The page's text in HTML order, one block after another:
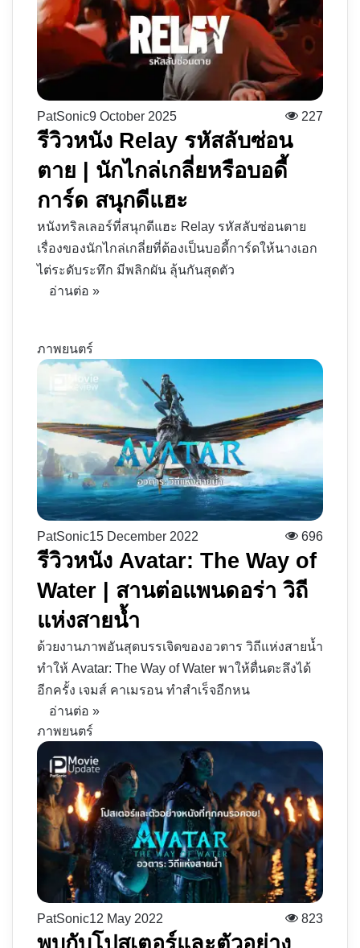
PatSonic9 October 2025 227
รีวิวหนัง Relay รหัสลับซ่อน
ตาย | นักไกล่เกลี่ยหรือบอดี้
การ์ด สนุกดีแฮะ
หนังทริลเลอร์ที่สนุกดีแฮะ Relay รหัสลับซ่อนตาย
เรื่องของนักไกล่เกลี่ยที่ต้องเป็นบอดี้การ์ดให้นางเอก
ไต่ระดับระทึก มีพลิกผัน ลุ้นกันสุดตัว
อ่านต่อ »
ภาพยนตร์
PatSonic15 December 2022 696
รีวิวหนัง Avatar: The Way of
Water | สานต่อแพนดอร่า วิถี
แห่งสายน้ำ
ด้วยงานภาพอันสุดบรรเจิดของอวตาร วิถีแห่งสายน้ำ
ทำให้ Avatar: The Way of Water พาให้ตื่นตะลึงได้
อีกครั้ง เจมส์ คาเมรอน ทำสำเร็จอีกหน
อ่านต่อ »
ภาพยนตร์
PatSonic12 May 2022 823
พบกับโปสเตอร์และตัวอย่าง